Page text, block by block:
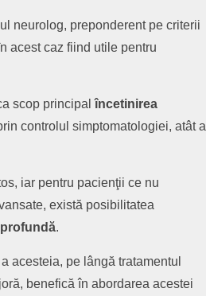
neurolog, preponderent pe criterii
acest caz fiind utile pentru
scop principalîncetinirea
controlul simptomatologiei, atât a
iar pentru pacienţii ce nu
există posibilitatea
.
acesteia, pe lângă tratamentul
benefică în abordarea acestei